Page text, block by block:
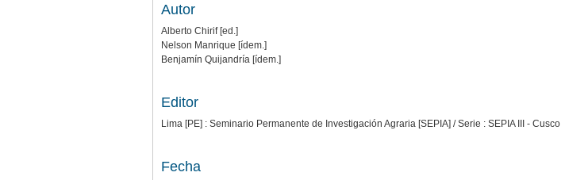
Autor
Alberto Chirif [ed.]
Nelson Manrique [ídem.]
Benjamín Quijandría [ídem.]
Editor
Lima [PE] : Seminario Permanente de Investigación Agraria [SEPIA] / Serie : SEPIA III - Cusco
Fecha